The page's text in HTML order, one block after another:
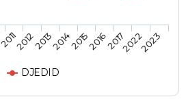
DJEDID
201120122013201420152016201720222023